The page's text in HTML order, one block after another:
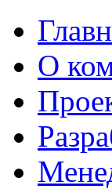
О